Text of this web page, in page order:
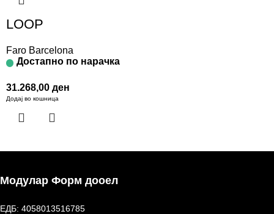
LOOP
Faro Barcelona
Достапно по нарачка
31.268,00 ден
Додај во кошница
Модулар Форм дооел
ЕДБ: 4058013516785